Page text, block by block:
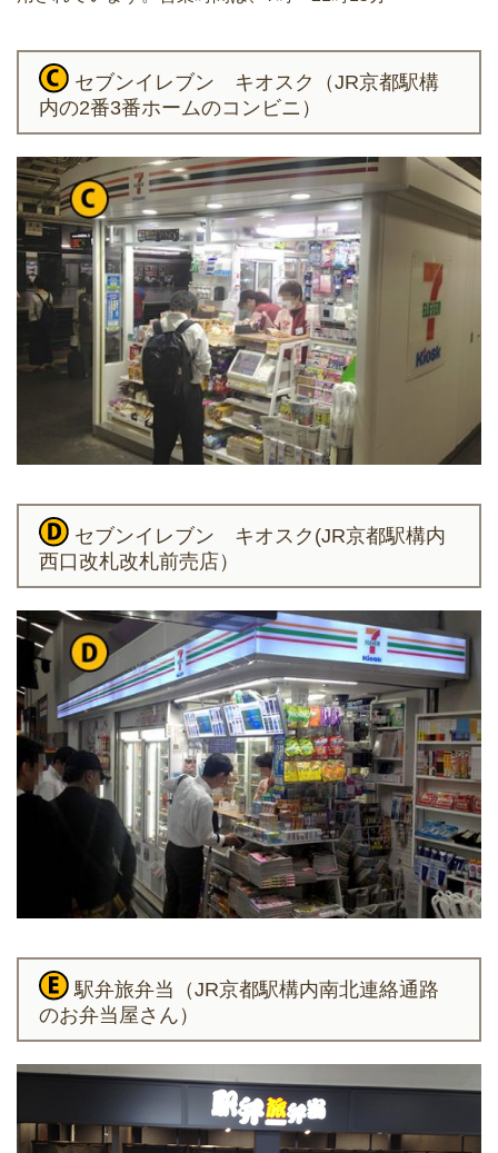
セブンイレブン キオスク（JR京都駅構
内の2番3番ホームのコンビニ）
セブンイレブン キオスク(JR京都駅構内
西口改札改札前売店）
駅弁旅弁当（JR京都駅構内南北連絡通路
のお弁当屋さん）